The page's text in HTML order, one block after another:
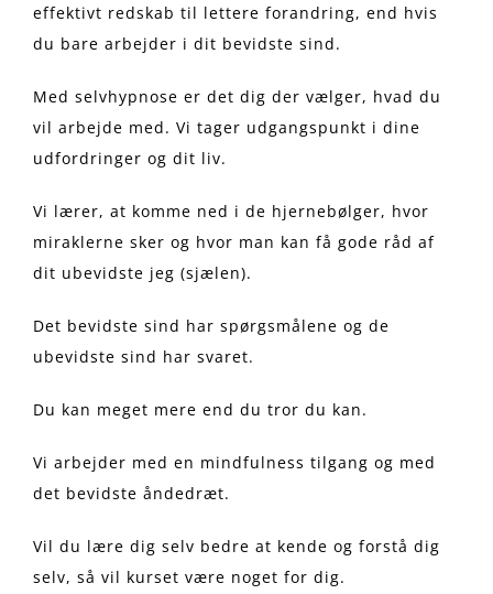
effektivt redskab til lettere forandring, end hvis
du bare arbejder i dit bevidste sind.
Med selvhypnose er det dig der vælger, hvad du
vil arbejde med. Vi tager udgangspunkt i dine
udfordringer og dit liv.
Vi lærer, at komme ned i de hjernebølger, hvor
miraklerne sker og hvor man kan få gode råd af
dit ubevidste jeg (sjælen).
Det bevidste sind har spørgsmålene og de
ubevidste sind har svaret.
Du kan meget mere end du tror du kan.
Vi arbejder med en mindfulness tilgang og med
det bevidste åndedræt.
Vil du lære dig selv bedre at kende og forstå dig
selv, så vil kurset være noget for dig.